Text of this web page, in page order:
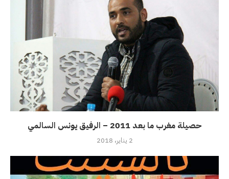
حصيلة مغرب ما بعد 2011 – الرفيق يونس السالمي
2 يناير، 2018